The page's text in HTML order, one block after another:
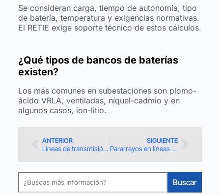
Se consideran carga, tiempo de autonomía, tipo
de batería, temperatura y exigencias normativas.
El RETIE exige soporte técnico de estos cálculos.
¿Qué tipos de bancos de baterías
existen?
Los más comunes en subestaciones son plomo-
ácido VRLA, ventiladas, níquel-cadmio y en
algunos casos, ion-litio.
ANTERIOR
Líneas de transmisión eléctrica: tipos, funcionamiento y normativa RETIE
SIGUIENTE
Pararrayos en líneas de transmisión: requisitos RETIE, fallas prevenibles y checklist de inspección
Buscar